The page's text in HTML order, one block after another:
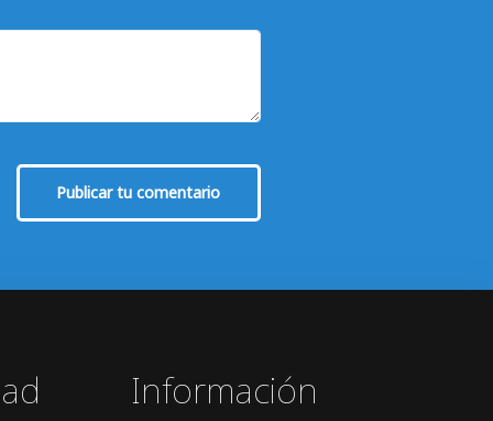
Publicar tu comentario
Información